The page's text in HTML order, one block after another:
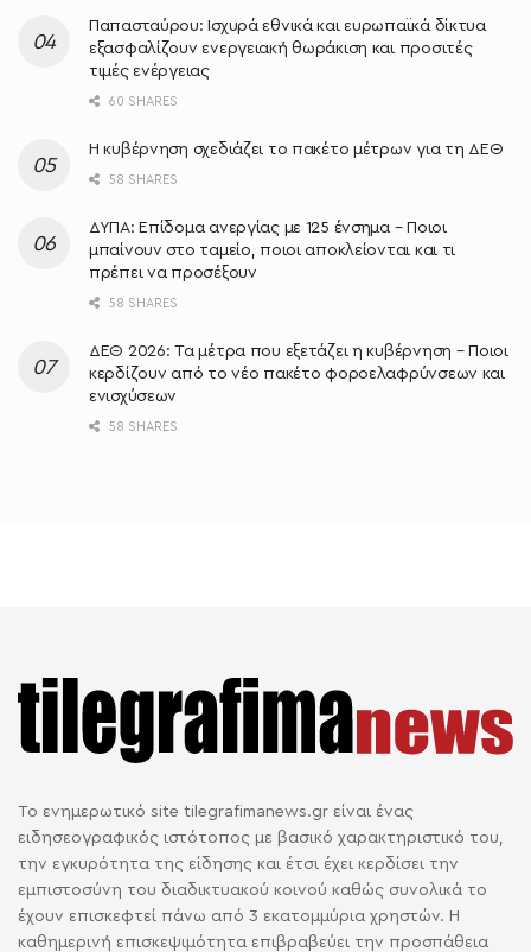
Παπασταύρου: Ισχυρά εθνικά και ευρωπαϊκά δίκτυα
εξασφαλίζουν ενεργειακή θωράκιση και προσιτές
τιμές ενέργειας
60 SHARES
Η κυβέρνηση σχεδιάζει το πακέτο μέτρων για τη ΔΕΘ
58 SHARES
ΔΥΠΑ: Επίδομα ανεργίας με 125 ένσημα – Ποιοι
μπαίνουν στο ταμείο, ποιοι αποκλείονται και τι
πρέπει να προσέξουν
58 SHARES
ΔΕΘ 2026: Τα μέτρα που εξετάζει η κυβέρνηση – Ποιοι
κερδίζουν από το νέο πακέτο φοροελαφρύνσεων και
ενισχύσεων
58 SHARES
Το ενημερωτικό site tilegrafimanews.gr είναι ένας
ειδησεογραφικός ιστότοπος με βασικό χαρακτηριστικό του,
την εγκυρότητα της είδησης και έτσι έχει κερδίσει την
εμπιστοσύνη του διαδικτυακού κοινού καθώς συνολικά το
έχουν επισκεφτεί πάνω από 3 εκατομμύρια χρηστών. Η
καθημερινή επισκεψιμότητα επιβραβεύει την προσπάθεια